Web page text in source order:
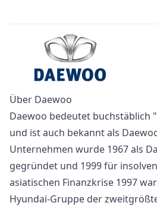
Über Daewoo
Daewoo bedeutet buchstäblich
und ist auch bekannt als
Unternehmen wurde 1967 als
gegründet und 1999 für
asiatischen Finanzkrise 1997
Hyundai-Gruppe der